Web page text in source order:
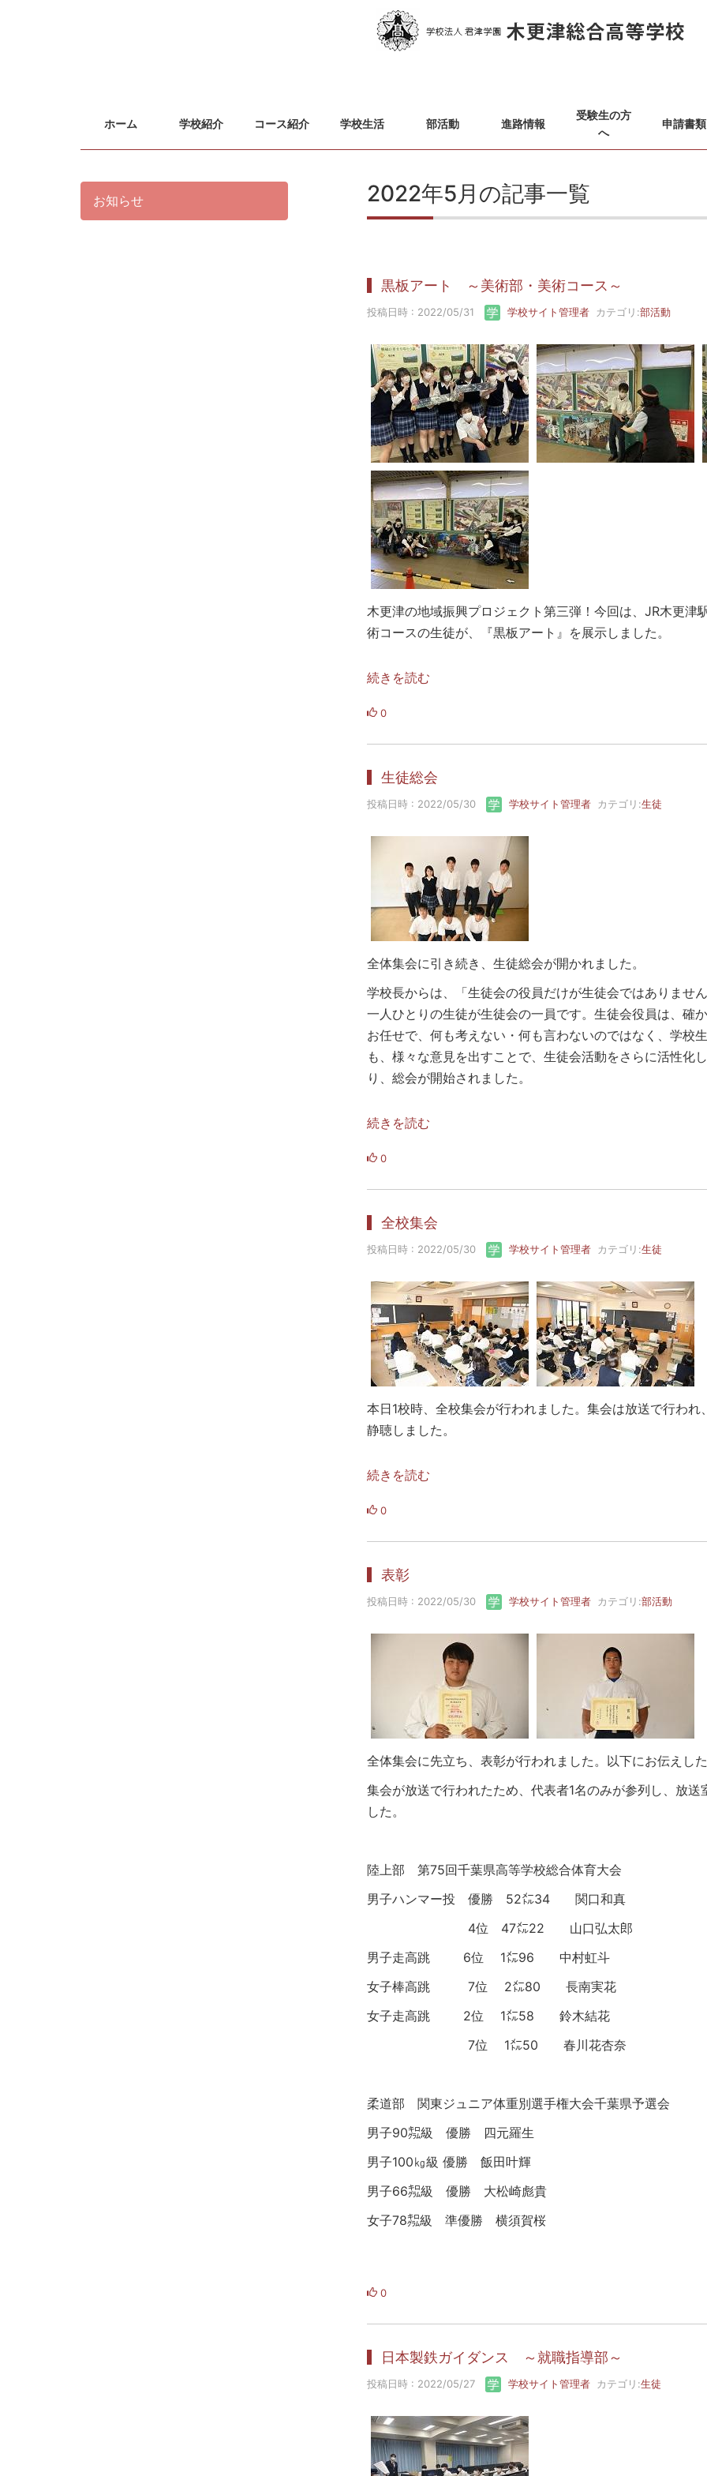
ホーム 学校紹介 コース紹介 学校生活 部活動 進路情報
受験生の方
へ
申請書類
2022年5月の記事一覧
黒板アート ～美術部・美術コース～
投稿日時 : 2022/05/31 学校サイト管理者カテゴリ:部活動
木更津の地域振興プロジェクト第三弾！今回は、JR木更津
術コースの生徒が、『黒板アート』を展示しました。
続きを読む
0
生徒総会
投稿日時 : 2022/05/30 学校サイト管理者カテゴリ:生徒
全体集会に引き続き、生徒総会が開かれました。
学校長からは、「生徒会の役員だけが生徒会ではありませ
一人ひとりの生徒が生徒会の一員です。生徒会役員は、確
お任せで、何も考えない・何も言わないのではなく、学校
も、様々な意見を出すことで、生徒会活動をさらに活性化
り、総会が開始されました。
続きを読む
0
全校集会
投稿日時 : 2022/05/30 学校サイト管理者カテゴリ:生徒
本日1校時、全校集会が行われました。集会は放送で行われ
静聴しました。
続きを読む
0
表彰
投稿日時 : 2022/05/30 学校サイト管理者カテゴリ:部活動
全体集会に先立ち、表彰が行われました。以下にお伝えした
集会が放送で行われたため、代表者1名のみが参列し、放
した。
陸上部 第75回千葉県高等学校総合体育大会
男子ハンマー投 優勝 52㍍34 関口和真
4位 47㍍22 山口弘太郎
男子走高跳 6位 1㍍96 中村虹斗
女子棒高跳 7位 2㍍80 長南実花
女子走高跳 2位 1㍍58 鈴木結花
7位 1㍍50 春川花杏奈
柔道部 関東ジュニア体重別選手権大会千葉県予選会
男子90㌕級 優勝 四元羅生
男子100㎏級 優勝 飯田叶輝
男子66㌕級 優勝 大松崎彪貴
女子78㌕級 準優勝 横須賀桜
0
日本製鉄ガイダンス ～就職指導部～
投稿日時 : 2022/05/27 学校サイト管理者カテゴリ:生徒
お知らせ